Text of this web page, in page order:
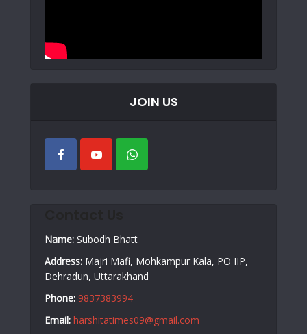
JOIN US
Name: Subodh Bhatt
Address: Majri Mafi, Mohkampur Kala, PO IIP,
Dehradun, Uttarakhand
Phone: 9837383994
Email: harshitatimes09@gmail.com